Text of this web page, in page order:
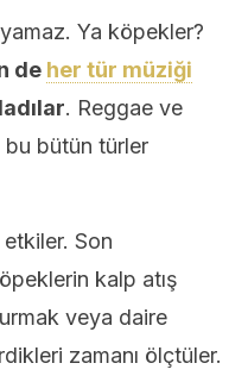
Ya köpekler?
de her tür müziği
. Reggae ve
bütün türler
etkiler. Son
kalp atış
veya daire
zamanı ölçtüler.